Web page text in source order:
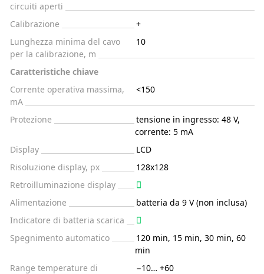
circuiti aperti
Calibrazione
+
Lunghezza minima del cavo
per la calibrazione, m
10
Caratteristiche chiave
Corrente operativa massima,
mA
<150
Protezione
tensione in ingresso: 48 V,
corrente: 5 mA
Display
LCD
Risoluzione display, px
128x128
Retroilluminazione display
Alimentazione
batteria da 9 V (non inclusa)
Indicatore di batteria scarica
Spegnimento automatico
120 min, 15 min, 30 min, 60
min
Range temperature di
−10… +60